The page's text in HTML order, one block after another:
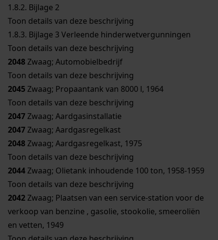
1.8.2. Bijlage 2
Toon details van deze beschrijving
1.8.3. Bijlage 3 Verleende hinderwetvergunningen
Toon details van deze beschrijving
2048Zwaag; Automobielbedrijf
Toon details van deze beschrijving
2045Zwaag; Propaantank van 8000 l, 1964
Toon details van deze beschrijving
2047Zwaag; Aardgasinstallatie
2047Zwaag; Aardgasregelkast
2048Zwaag; Aardgasregelkast, 1975
Toon details van deze beschrijving
2044Zwaag; Olietank inhoudende 100 ton, 1958-1959
Toon details van deze beschrijving
2042Zwaag; Plaatsen van een service-station voor de
verkoop van benzine , gasolie, stookolie, smeeroliën
en vetten, 1949